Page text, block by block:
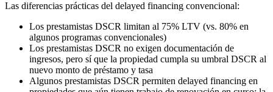
Las diferencias prácticas del delayed financing convencional:
Los prestamistas DSCR limitan al 75% LTV (vs. 80% en
algunos programas convencionales)
Los prestamistas DSCR no exigen documentación de
ingresos, pero sí que la propiedad cumpla su umbral DSCR al
nuevo monto de préstamo y tasa
Algunos prestamistas DSCR permiten delayed financing en